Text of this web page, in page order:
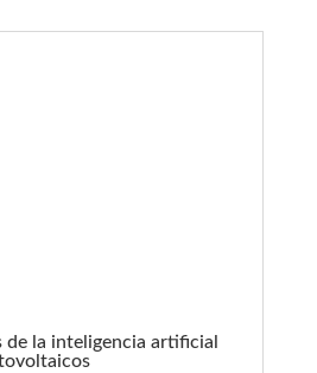
de la inteligencia artificial